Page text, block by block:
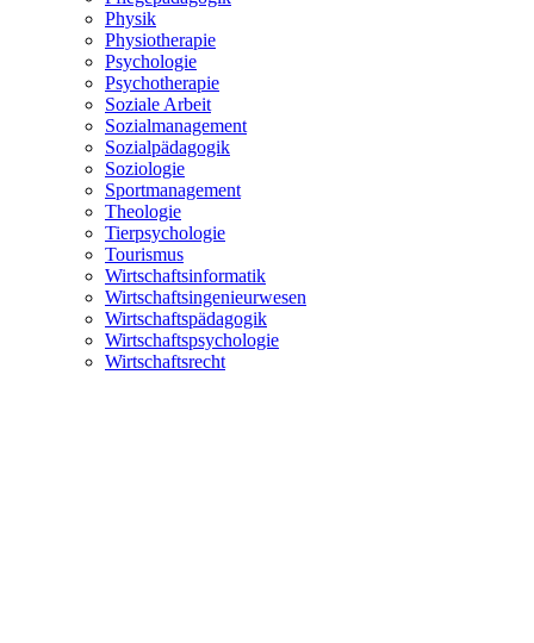
Physik
Physiotherapie
Psychologie
Psychotherapie
Soziale Arbeit
Sozialmanagement
Sozialpädagogik
Soziologie
Sportmanagement
Theologie
Tierpsychologie
Tourismus
Wirtschaftsinformatik
Wirtschaftsingenieurwesen
Wirtschaftspädagogik
Wirtschaftspsychologie
Wirtschaftsrecht